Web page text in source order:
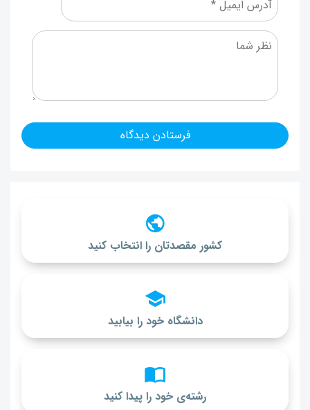
کشور مقصدتان را انتخاب کنید
دانشگاه خود را بیابید
رشته‌ی خود را پیدا کنید